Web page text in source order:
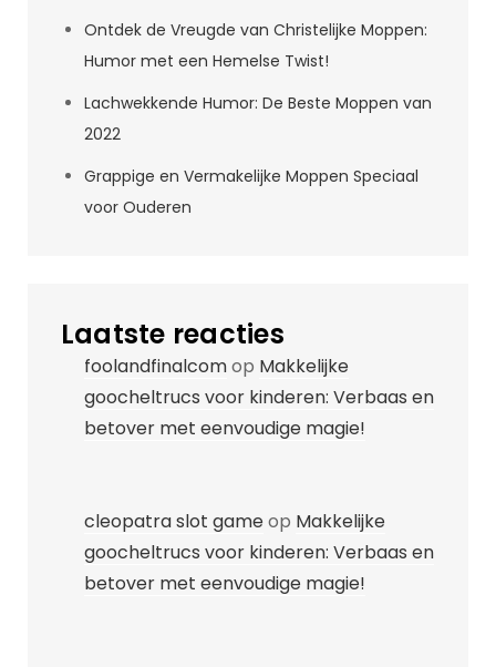
Ontdek de Vreugde van Christelijke Moppen:
Humor met een Hemelse Twist!
Lachwekkende Humor: De Beste Moppen van
2022
Grappige en Vermakelijke Moppen Speciaal
voor Ouderen
Laatste reacties
foolandfinalcomop Makkelijke
goocheltrucs voor kinderen: Verbaas en
betover met eenvoudige magie!
cleopatra slot gameop Makkelijke
goocheltrucs voor kinderen: Verbaas en
betover met eenvoudige magie!